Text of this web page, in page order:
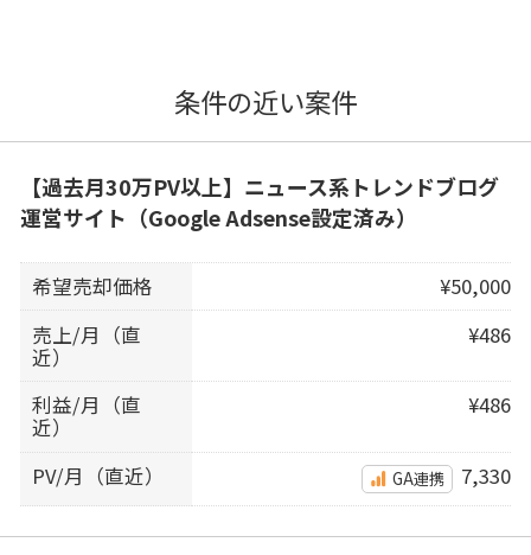
条件の近い案件
【過去月30万PV以上】ニュース系トレンドブログ
運営サイト（Google Adsense設定済み）
希望売却価格
¥50,000
売上/月（直
近）
¥486
利益/月（直
近）
¥486
PV/月（直近） GA連携 7,330